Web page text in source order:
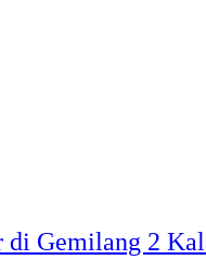
Gemilang 2